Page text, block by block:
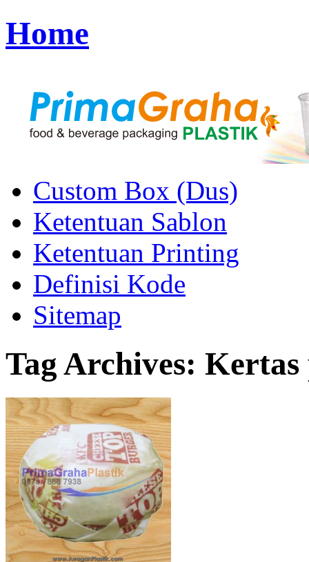
Home
Custom Box (Dus)
Ketentuan Sablon
Ketentuan Printing
Definisi Kode
Sitemap
Tag Archives: Kertas